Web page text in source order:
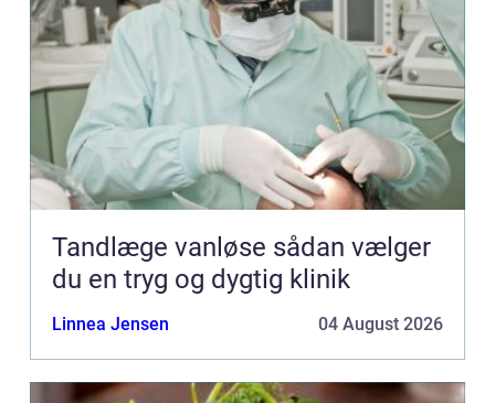
Tandlæge vanløse sådan vælger
du en tryg og dygtig klinik
Linnea Jensen 04 August 2026